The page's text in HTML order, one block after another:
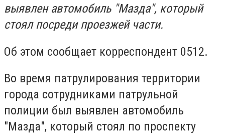
выявлен автомобиль "Мазда", который
стоял посреди проезжей части.
Об этом сообщает корреспондент 0512.
Во время патрулирования территории
города сотрудниками патрульной
полиции был выявлен автомобиль
"Мазда", который стоял по проспекту